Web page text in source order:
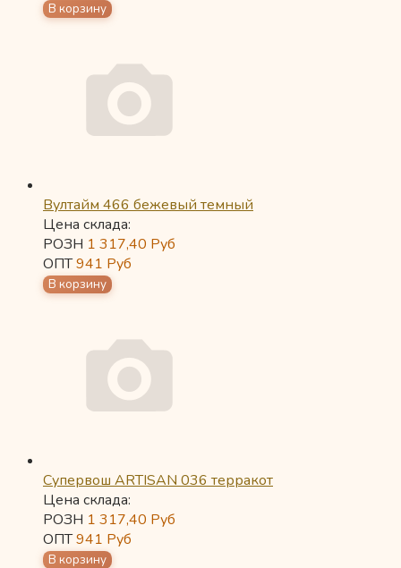
Вултайм 466 бежевый темный
Цена склада:
РОЗН 1 317,40 Руб
ОПТ941 Руб
Супервош ARTISAN 036 терракот
Цена склада:
РОЗН 1 317,40 Руб
ОПТ941 Руб